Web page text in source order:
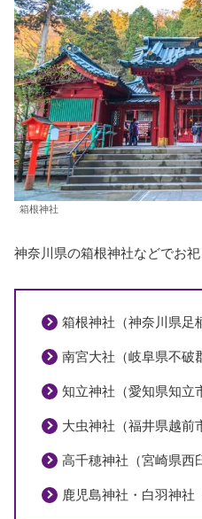
箱根神社
神奈川県の箱根神社などでお祀
箱根神社（神奈川県足
南宮大社（岐阜県不破
知立神社（愛知県知立
大虫神社（福井県越前
高千穂神社（宮崎県西
鹿児島神社・白羽神社